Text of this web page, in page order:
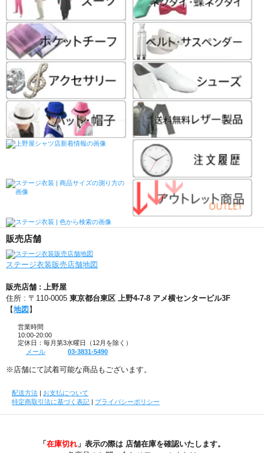
販売店舗
ステージ衣装販売店舗地図
販売店舗 : 上野屋
住所 : 〒110-0005 東京都台東区 上野4-7-8 アメ横センタービル3F
【地図 】
営業時間
10:00-20:00
定休日：毎月第3水曜日（12月を除く）
メール
03-3831-5490
※店舗にて試着可能な商品もございます。
配送方法
お支払について
特定商取引法に基づく表記
プライバシーポリシー
「 在庫切れ 」表示の際は 店舗在庫を確認いたします。